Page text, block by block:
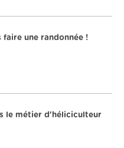
faire une randonnée !
le métier d'héliciculteur